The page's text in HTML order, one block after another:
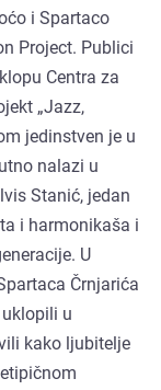
i Spartaco
Project. Publici
Centra za
„Jazz,
jedinstven je u
nalazi u
Stanić, jedan
i harmonikaša i
U
Črnjarića
u
kako ljubitelje